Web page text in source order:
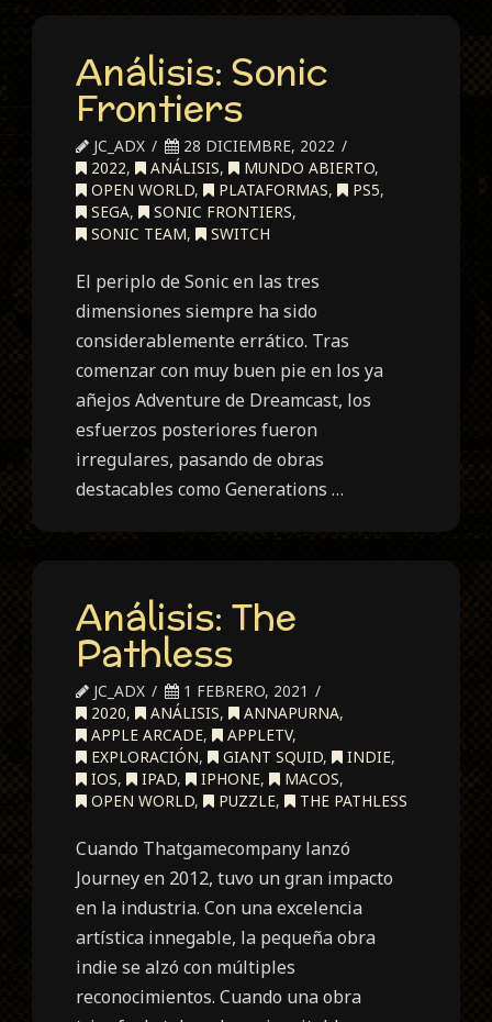
Análisis: Sonic
Frontiers
JC_ADX
28 DICIEMBRE, 2022
2022, ANÁLISIS, MUNDO ABIERTO,
OPEN WORLD, PLATAFORMAS, PS5,
SEGA, SONIC FRONTIERS,
SONIC TEAM, SWITCH
El periplo de Sonic en las tres
dimensiones siempre ha sido
considerablemente errático. Tras
comenzar con muy buen pie en los ya
añejos Adventure de Dreamcast, los
esfuerzos posteriores fueron
irregulares, pasando de obras
destacables como Generations …
Análisis: The
Pathless
JC_ADX
1 FEBRERO, 2021
2020, ANÁLISIS, ANNAPURNA,
APPLE ARCADE, APPLETV,
EXPLORACIÓN, GIANT SQUID, INDIE,
IOS, IPAD, IPHONE, MACOS,
OPEN WORLD, PUZZLE, THE PATHLESS
Cuando Thatgamecompany lanzó
Journey en 2012, tuvo un gran impacto
en la industria. Con una excelencia
artística innegable, la pequeña obra
indie se alzó con múltiples
reconocimientos. Cuando una obra